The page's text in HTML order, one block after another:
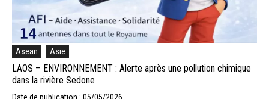
Asean Asie
LAOS – ENVIRONNEMENT : Alerte après une pollution chimique
dans la rivière Sedone